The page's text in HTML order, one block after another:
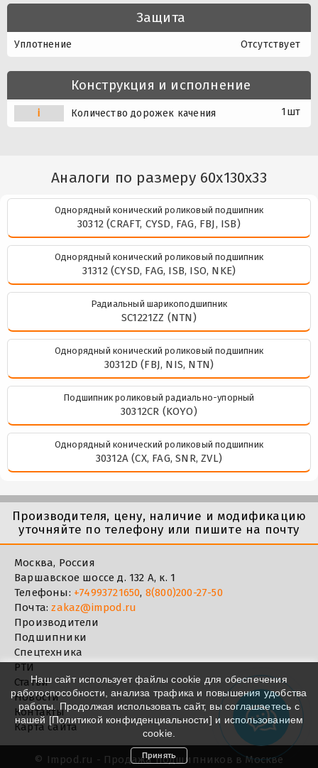
Защита
Уплотнение Отсутствует
Конструкция и исполнение
i Количество дорожек качения 1шт
Аналоги по размеру 60x130x33
Однорядный конический роликовый подшипник
30312 (CRAFT, CYSD, FAG, FBJ, ISB)
Однорядный конический роликовый подшипник
31312 (CYSD, FAG, ISB, ISO, NKE)
Радиальный шарикоподшипник
SC1221ZZ (NTN)
Однорядный конический роликовый подшипник
30312D (FBJ, NIS, NTN)
Подшипник роликовый радиально-упорный
30312CR (KOYO)
Однорядный конический роликовый подшипник
30312A (CX, FAG, SNR, ZVL)
Производителя, цену, наличие и модификацию
уточняйте по телефону или пишите на почту
Москва, Россия
Варшавское шоссе д. 132 А, к. 1
Телефоны: +74993721650, 8(800)200-27-50
Почта:zakaz@impod.ru
Производители
Подшипники
Спецтехника
РТИ
Статьи
Новости
Контакты
Карта сайта
© Impod.ru - Продажа подшипников в Москве
Наш сайт использует файлы cookie для обеспечения
работоспособности, анализа трафика и повышения удобства
работы. Продолжая использовать сайт, вы соглашаетесь с
нашей [Политикой конфиденциальности] и использованием
cookie.
Принять